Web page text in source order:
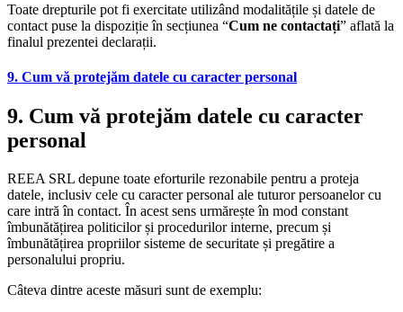
Toate drepturile pot fi exercitate utilizând modalitățile și datele de
contact puse la dispoziție în secțiunea “Cum ne contactați” aflată la
finalul prezentei declarații.
9. Cum vă protejăm datele cu caracter personal
9. Cum vă protejăm datele cu caracter
personal
REEA SRL depune toate eforturile rezonabile pentru a proteja
datele, inclusiv cele cu caracter personal ale tuturor persoanelor cu
care intră în contact. În acest sens urmărește în mod constant
îmbunătățirea politicilor și procedurilor interne, precum și
îmbunătățirea propriilor sisteme de securitate și pregătire a
personalului propriu.
Câteva dintre aceste măsuri sunt de exemplu: